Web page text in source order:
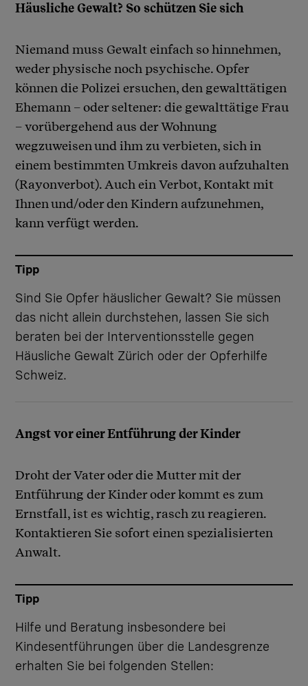
Häusliche Gewalt? So schützen Sie sich
Niemand muss Gewalt einfach so hinnehmen,
weder physische noch psychische. Opfer
können die Polizei ersuchen, den gewalttätigen
Ehemann – oder seltener: die gewalttätige Frau
– vorübergehend aus der Wohnung
wegzuweisen und ihm zu verbieten, sich in
einem bestimmten Umkreis davon aufzuhalten
(Rayonverbot). Auch ein Verbot, Kontakt mit
Ihnen und/oder den Kindern aufzunehmen,
kann verfügt werden.
Tipp
Sind Sie Opfer häuslicher Gewalt? Sie müssen
das nicht allein durchstehen, lassen Sie sich
beraten bei der Interventionsstelle gegen
Häusliche Gewalt Zürich oder der Opferhilfe
Schweiz.
Angst vor einer Entführung der Kinder
Droht der Vater oder die Mutter mit der
Entführung der Kinder oder kommt es zum
Ernstfall, ist es wichtig, rasch zu reagieren.
Kontaktieren Sie sofort einen spezialisierten
Anwalt.
Tipp
Hilfe und Beratung insbesondere bei
Kindesentführungen über die Landesgrenze
erhalten Sie bei folgenden Stellen: